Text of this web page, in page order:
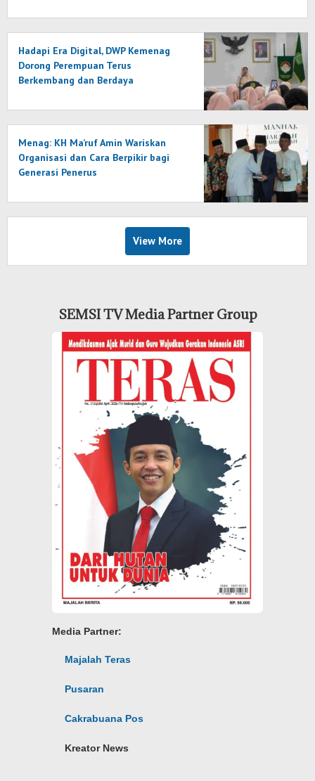
Hadapi Era Digital, DWP Kemenag
Dorong Perempuan Terus
Berkembang dan Berdaya
Menag: KH Ma’ruf Amin Wariskan
Organisasi dan Cara Berpikir bagi
Generasi Penerus
View More
SEMSI TV Media Partner Group
Media Partner:
Majalah Teras
Pusaran
Cakrabuana Pos
Kreator News